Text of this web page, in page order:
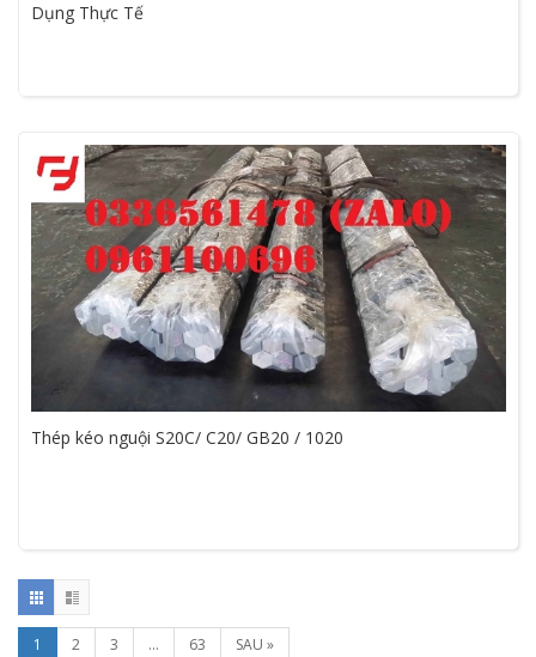
Dụng Thực Tế
Thép kéo nguội S20C/ C20/ GB20 / 1020
1 2 3 ... 63 SAU »